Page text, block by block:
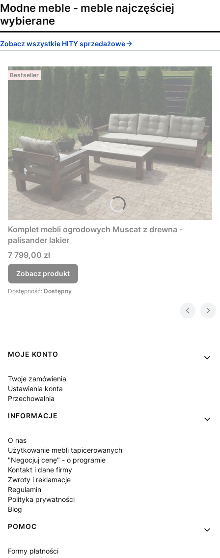
Modne meble - meble najczęściej
wybierane
Zobacz wszystkie HITY sprzedażowe
Bestseller
Komplet mebli ogrodowych Muscat z drewna -
palisander lakier
Cena
7 799,00 zł
Zobacz produkt
Dostępność: Dostępny
Linki w stopce
MOJE KONTO
Twoje zamówienia
Ustawienia konta
Przechowalnia
INFORMACJE
O nas
Użytkowanie mebli tapicerowanych
"Negocjuj cenę" - o programie
Kontakt i dane firmy
Zwroty i reklamacje
Regulamin
Polityka prywatności
Blog
POMOC
Formy płatności